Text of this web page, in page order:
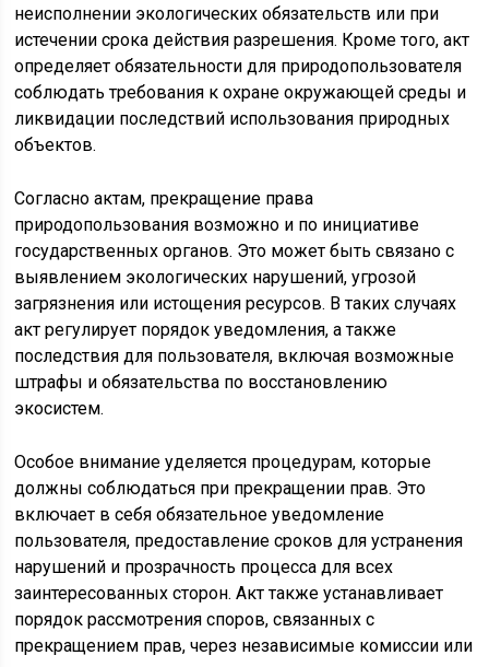
неисполнении экологических обязательств или при
истечении срока действия разрешения. Кроме того, акт
определяет обязательности для природопользователя
соблюдать требования к охране окружающей среды и
ликвидации последствий использования природных
объектов.
Согласно актам, прекращение права
природопользования возможно и по инициативе
государственных органов. Это может быть связано с
выявлением экологических нарушений, угрозой
загрязнения или истощения ресурсов. В таких случаях
акт регулирует порядок уведомления, а также
последствия для пользователя, включая возможные
штрафы и обязательства по восстановлению
экосистем.
Особое внимание уделяется процедурам, которые
должны соблюдаться при прекращении прав. Это
включает в себя обязательное уведомление
пользователя, предоставление сроков для устранения
нарушений и прозрачность процесса для всех
заинтересованных сторон. Акт также устанавливает
порядок рассмотрения споров, связанных с
прекращением прав, через независимые комиссии или